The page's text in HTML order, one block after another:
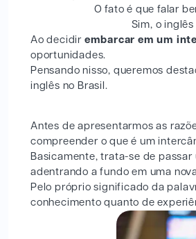
O fato é que falar
Sim, o
Ao decidir embarcar em um
oportunidades.
Pensando nisso, queremos
inglês no Brasil.
Antes de apresentarmos as
compreender o que é um
Basicamente, trata-se de
adentrando a fundo em uma
Pelo próprio significado da
conhecimento quanto de